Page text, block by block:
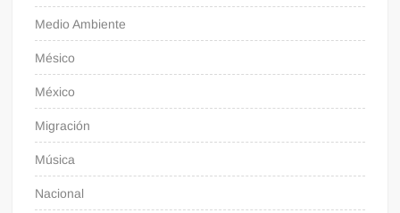
Medio Ambiente
Mésico
México
Migración
Música
Nacional